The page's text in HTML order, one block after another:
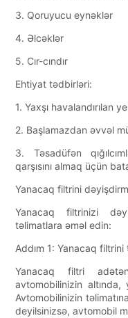
3. Qoruyucu eynəklər
4. Əlcəklər
5. Cır-cındır
Ehtiyat tədbirləri:
1. Yaxşı havalandırılan
2. Başlamazdan əvvəl
3. Təsadüfən
qarşısını almaq üçün
Yanacaq filtrini
Yanacaq filtrinizi
təlimatlara əməl edin:
Addım 1: Yanacaq filtrini
Yanacaq filtri
avtomobilinizin
Avtomobilinizin
deyilsinizsə, avtomobil